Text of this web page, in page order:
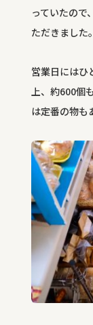
っていたので
ただきました。
営業日にはひ
上、約600個
は定番の物も